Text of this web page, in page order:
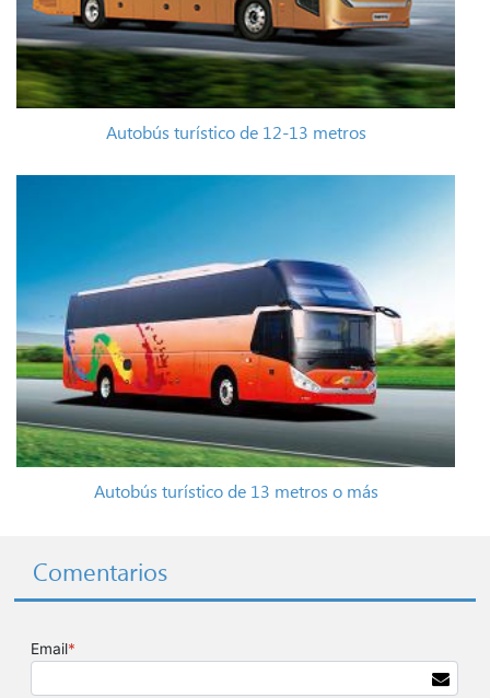
Autobús turístico de 12-13 metros
Autobús turístico de 13 metros o más
Comentarios